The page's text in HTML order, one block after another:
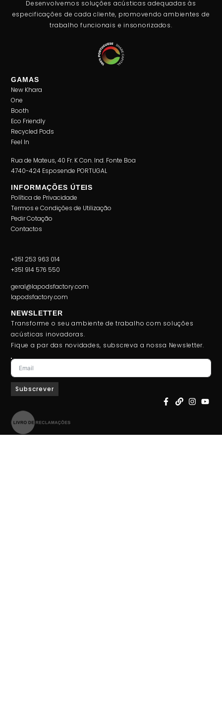
Desenvolvemos soluções acústicas adequadas às
especificações de cada cliente, promovendo ambientes de
trabalho funcionais e insonorizados.
GAMAS
New Khara
One
Booth
Eco Friendly
Recycled Pods
Feel In
Rua de Mateus, 40 Fr. K Con. Ind. Fonte Boa
4740-424 Esposende PORTUGAL
INFORMAÇÕES ÚTEIS
Política de Privacidade
Termos e Condições de Utilização
Pedir Cotação
Contactos
+351 253 963 014
+351 914 576 550
geral@lapodsfactory.com
lapodsfactory.com
NEWSLETTER
Transforme o seu ambiente de trabalho com soluções
acústicas inovadoras.
Fique a par das novidades, subscreva a nossa Newsletter.
Subscrever